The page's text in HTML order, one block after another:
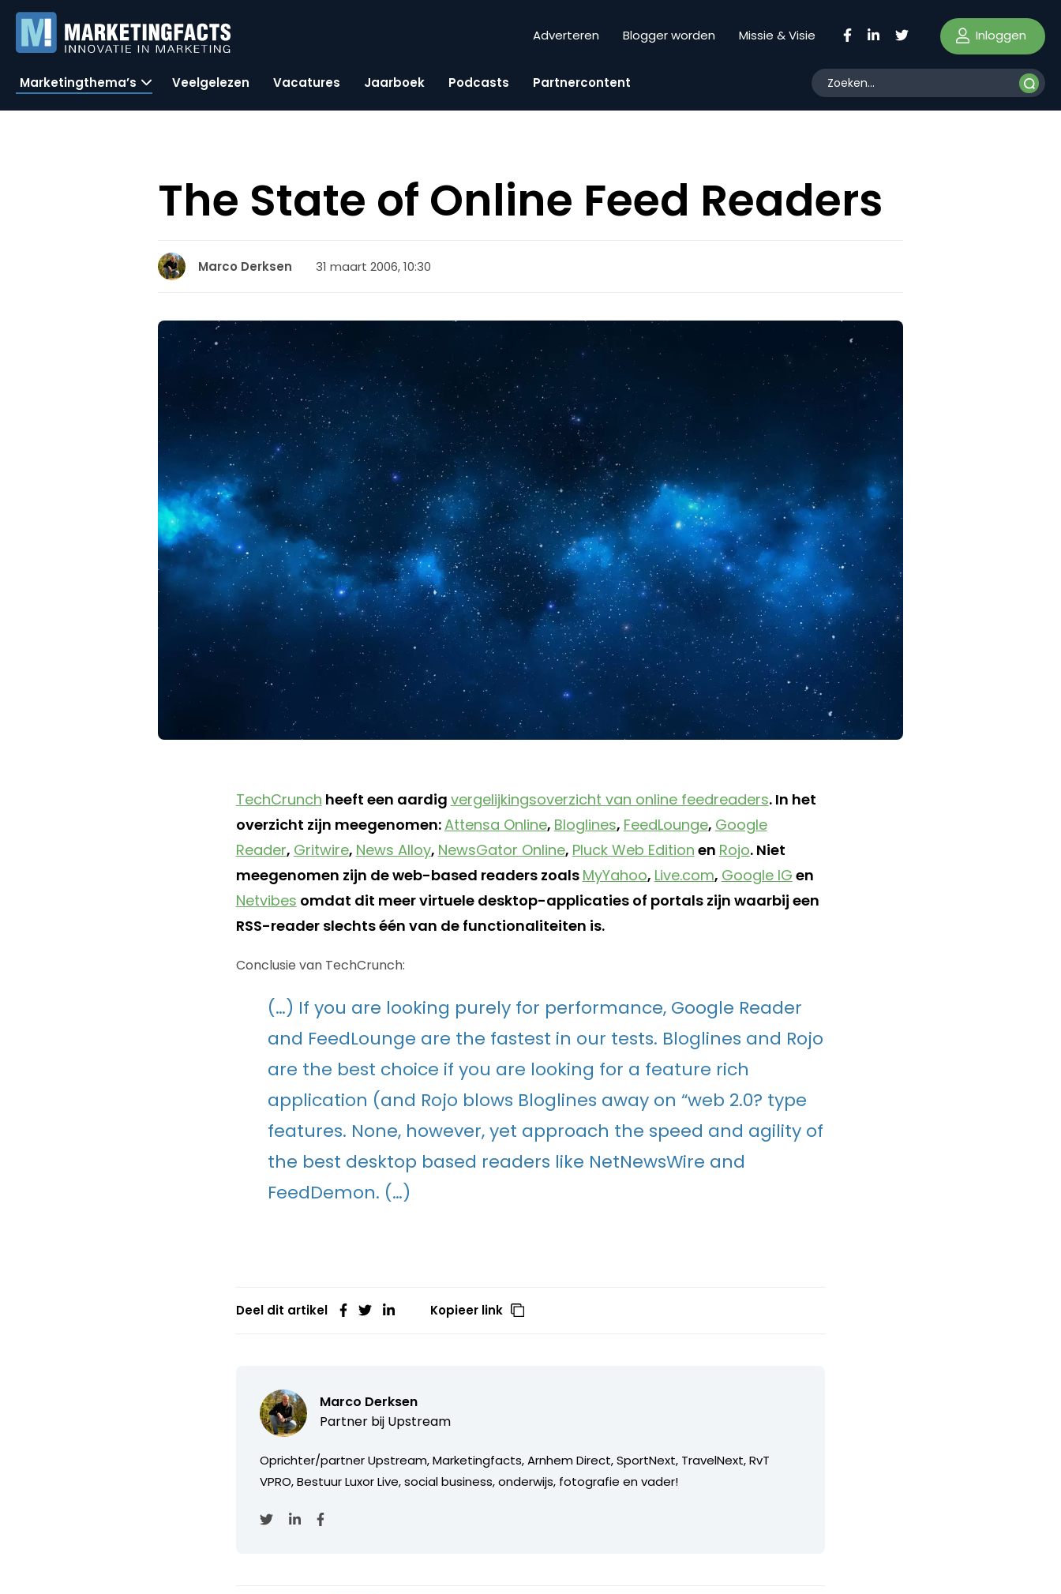
Adverteren Blogger worden Missie & Visie Inloggen
Marketingthema’s Veelgelezen Vacatures Jaarboek Podcasts Partnercontent
The State of Online Feed Readers
Marco Derksen 31 maart 2006, 10:30
TechCrunch heeft een aardig vergelijkingsoverzicht van online feedreaders. In het
overzicht zijn meegenomen:Attensa Online, Bloglines, FeedLounge, Google
Reader, Gritwire, News Alloy, NewsGator Online, Pluck Web Edition en Rojo. Niet
meegenomen zijn de web-based readers zoals MyYahoo, Live.com, Google IG en
Netvibes omdat dit meer virtuele desktop-applicaties of portals zijn waarbij een
RSS-reader slechts één van de functionaliteiten is.
Conclusie van TechCrunch:
(…) If you are looking purely for performance, Google Reader
and FeedLounge are the fastest in our tests. Bloglines and Rojo
are the best choice if you are looking for a feature rich
application (and Rojo blows Bloglines away on “web 2.0? type
features. None, however, yet approach the speed and agility of
the best desktop based readers like NetNewsWire and
FeedDemon. (…)
Deel dit artikel Kopieer link
Marco Derksen
Partner bij Upstream
Oprichter/partner Upstream, Marketingfacts, Arnhem Direct, SportNext, TravelNext, RvT
VPRO, Bestuur Luxor Live, social business, onderwijs, fotografie en vader!